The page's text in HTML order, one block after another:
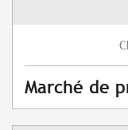
Marché de